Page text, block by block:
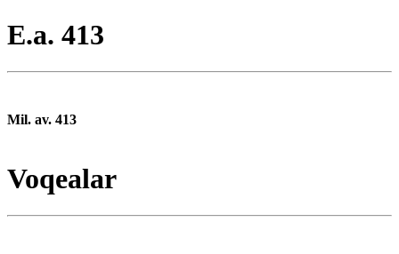
E.a. 413
Mil. av. 413
Voqealar